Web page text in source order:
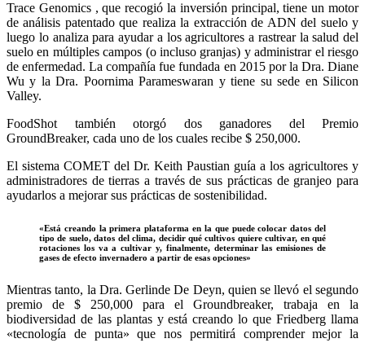
Trace Genomics , que recogió la inversión principal, tiene un motor
de análisis patentado que realiza la extracción de ADN del suelo y
luego lo analiza para ayudar a los agricultores a rastrear la salud del
suelo en múltiples campos (o incluso granjas) y administrar el riesgo
de enfermedad. La compañía fue fundada en 2015 por la Dra. Diane
Wu y la Dra. Poornima Parameswaran y tiene su sede en Silicon
Valley.
FoodShot también otorgó dos ganadores del Premio
GroundBreaker, cada uno de los cuales recibe $ 250,000.
El sistema COMET del Dr. Keith Paustian guía a los agricultores y
administradores de tierras a través de sus prácticas de granjeo para
ayudarlos a mejorar sus prácticas de sostenibilidad.
«Está creando la primera plataforma en la que puede colocar datos del
tipo de suelo, datos del clima, decidir qué cultivos quiere cultivar, en qué
rotaciones los va a cultivar y, finalmente, determinar las emisiones de
gases de efecto invernadero a partir de esas opciones»
Mientras tanto, la Dra. Gerlinde De Deyn, quien se llevó el segundo
premio de $ 250,000 para el Groundbreaker, trabaja en la
biodiversidad de las plantas y está creando lo que Friedberg llama
«tecnología de punta» que nos permitirá comprender mejor la